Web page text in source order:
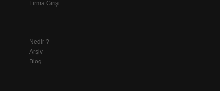
Firma Girişi
Nedir ?
Arşiv
Blog